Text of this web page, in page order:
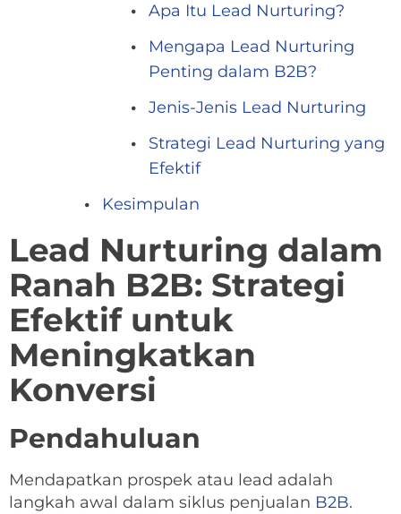
Apa Itu Lead Nurturing?
Mengapa Lead Nurturing
Penting dalam B2B?
Jenis-Jenis Lead Nurturing
Strategi Lead Nurturing yang
Efektif
Kesimpulan
Lead Nurturing dalam
Ranah B2B: Strategi
Efektif untuk
Meningkatkan
Konversi
Pendahuluan
Mendapatkan prospek atau lead adalah
langkah awal dalam siklus penjualan B2B.